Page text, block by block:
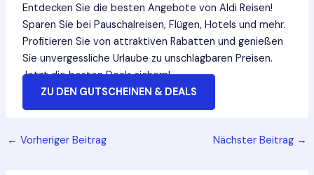
Entdecken Sie die besten Angebote von Aldi Reisen!
Sparen Sie bei Pauschalreisen, Flügen, Hotels und mehr.
Profitieren Sie von attraktiven Rabatten und genießen
Sie unvergessliche Urlaube zu unschlagbaren Preisen.
Jetzt die besten Deals sichern!
ZU DEN GUTSCHEINEN & DEALS
Post
← Vorheriger Beitrag Nächster Beitrag →